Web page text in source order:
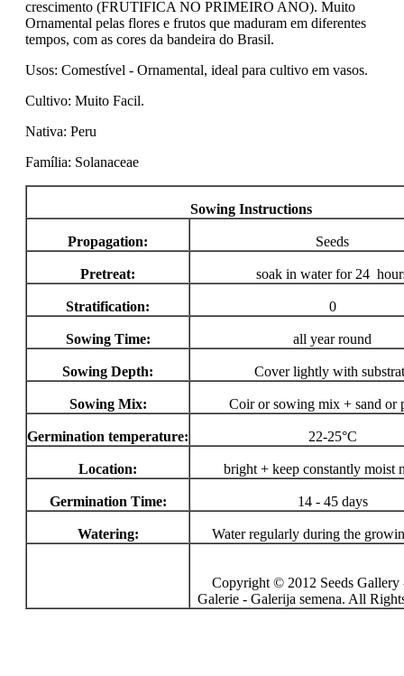
crescimento (FRUTIFICA NO PRIMEIRO ANO). Muito
Ornamental pelas flores e frutos que maduram em diferentes
tempos, com as cores da bandeira do Brasil.
Usos: Comestível - Ornamental, ideal para cultivo em vasos.
Cultivo: Muito Facil.
Nativa: Peru
Família: Solanaceae
Sowing Instructions
Propagation: Seeds
Pretreat: soak in water for 24
Stratification: 0
Sowing Time: all year round
Sowing Depth: Cover lightly with
Sowing Mix: Coir or sowing mix + sand or
Germination temperature: 22-25°C
Location: bright + keep constantly moist
Germination Time: 14 - 45 days
Watering: Water regularly during the
Copyright © 2012 Seeds Gallery
Galerie - Galerija semena. All